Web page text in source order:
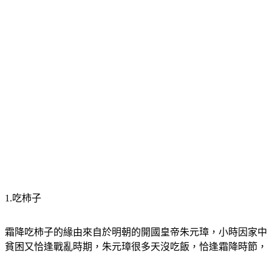
貧困又恰逢戰亂時期，朱元璋很多天沒吃飯，恰逢霜降時節，
他看見路邊有顆長滿豐盛的柿子樹，使他飽餐一頓免於餓死，